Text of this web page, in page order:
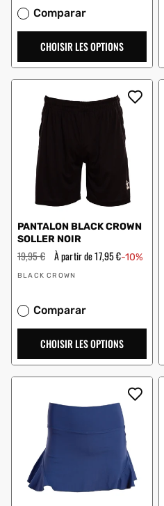
Comparar
CHOISIR LES OPTIONS
PANTALON BLACK CROWN
SOLLER NOIR
Prix
régulier
19,95 € Prix
en
solde
À partir de 17,95 €-10%
Vendeur
BLACK CROWN
Comparar
CHOISIR LES OPTIONS